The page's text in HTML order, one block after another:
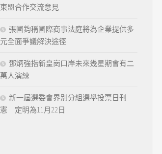
東盟合作交流意見
張國鈞稱國際商事法庭將為企業提供多
元全面爭議解決途徑
鄧炳強指新皇崗口岸未來幾星期會有二
萬人演練
新一屆選委會界別分組選舉投票日刊
憲 定明為11月22日